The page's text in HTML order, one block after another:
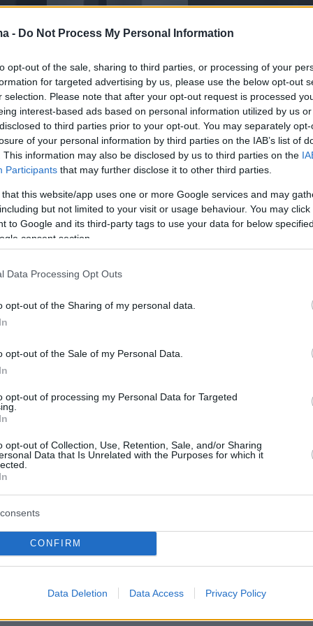
- Do Not Process My Personal Information
opt-out of the sale, sharing to third parties, or processing of your
for targeted advertising by us, please use the below opt-out
selection. Please note that after your opt-out request is processed
interest-based ads based on personal information utilized by us
to third parties prior to your opt-out. You may separately
of your personal information by third parties on the IAB’s list of
This information may also be disclosed by us to third parties on the
Participants that may further disclose it to other third parties.
that this website/app uses one or more Google services and may
but not limited to your visit or usage behaviour. You may
to Google and its third-party tags to use your data for below
consent section.
Data Processing Opt Outs
opt-out of the Sharing of my personal data.
opt-out of the Sale of my Personal Data.
opt-out of processing my Personal Data for Targeted
opt-out of Collection, Use, Retention, Sale, and/or Sharing
Data that Is Unrelated with the Purposes for which it
CONFIRM
Data Deletion Data Access Privacy Policy
οποίος θεωρείται ο μεγαλύτερος δωρικός
ποτέ
Πάολο Σκαρπινάτο, αξιολογητής της
κληρονομιάς, σε κοινή δήλωση με τον
Ρενάτο Σκιφάνι. «Μπορούμε επιτέλους να
αυτό το επιβλητικό έργο στη διεθνή
RIVIVE IL TELAMONE -https://t.co/PK5oIlWKog
(@mediterraneotv)February 29,